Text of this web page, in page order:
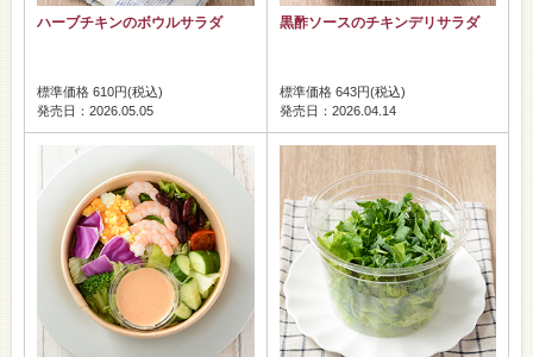
ハーブチキンのボウルサラダ
標準価格 610円(税込)
発売日：2026.05.05
黒酢ソースのチキンデリサラダ
標準価格 643円(税込)
発売日：2026.04.14